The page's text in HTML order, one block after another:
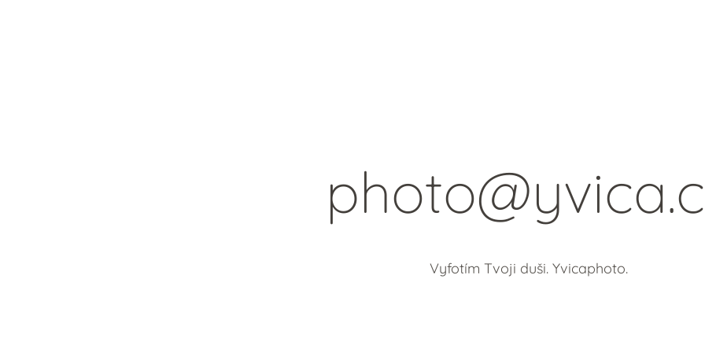
Vyfotím Tvoji duši. Yvicaphoto.